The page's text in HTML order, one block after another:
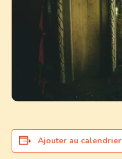
Ajouter au calendrier